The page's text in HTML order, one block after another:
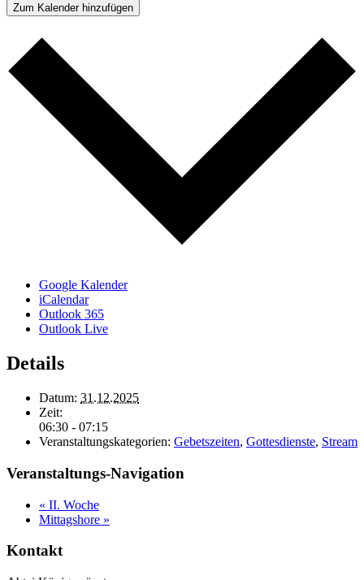
Zum Kalender hinzufügen
Google Kalender
iCalendar
Outlook 365
Outlook Live
Details
Datum: 31.12.2025
Zeit:
06:30 - 07:15
Veranstaltungskategorien: Gebetszeiten, Gottesdienste, Stream
Veranstaltungs-Navigation
« II. Woche
Mittagshore »
Kontakt